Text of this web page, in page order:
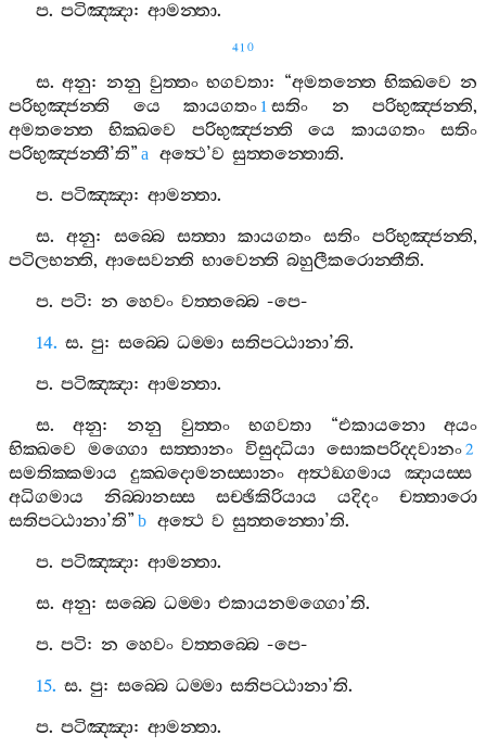
ප. පටිඤ‍්ඤා: ආමන‍්තා.
410
ස.අනු: නනු වුත‍්තං භගවතා: “අමතන‍්තෙ භික‍්ඛවෙ න
පරිභුඤ‍්ජන‍්ති
යෙ කායගතං 1 සතිං න පරිභුඤ‍්ජන‍්ති,
අමතන‍්තෙ
භික‍්ඛවෙ පරිභුඤ‍්ජන‍්ති යෙ කායගතං
සතිං
පරිභුඤ‍්ජන‍්තී’ති” a අත්‍ථෙ’ව සුත‍්තන‍්තොති.
ප. පටිඤ‍්ඤා: ආමන‍්තා.
ස. අනු: සබ‍්බෙ සත‍්තා කායගතං සතිං පරිභුඤ‍්ජන‍්ති,
පටිලභන‍්ති, ආසෙවන‍්ති භාවෙන‍්ති බහුලීකරොන‍්තීති.
ප. පටි: න හෙවං වත‍්තබ‍්බෙ-පෙ-
14. ස. පු: සබ‍්බෙ ධම‍්මා සතිපට‍්ඨානා’ති.
ප. පටිඤ‍්ඤා: ආමන‍්තා.
ස.අනු:නනු වුත‍්තං භගවතා “එකායනො
අයං
භික‍්ඛවෙ
මග‍්ගො සත‍්තානං විසුද‍්ධියා සොකපරිද‍්දවානං2
සමතික‍්කමාය දුක‍්ඛදොමනස‍්සානං අත්‍ථඞ‍්ගමාය
ඤායස‍්ස
අධිගමාය
නිබ‍්බානස‍්ස සච‍්ඡිකිරියාය යදිදං
චත‍්තාරො
සතිපට‍්ඨානා’ති” b අත්‍ථෙ ව සුත‍්තන‍්තො’ති.
ප. පටිඤ‍්ඤා: ආමන‍්තා.
ස. අනු: සබ‍්බෙ ධම‍්මා එකායනමග‍්ගො’ති.
ප. පටි: න හෙවං වත‍්තබ‍්බෙ-පෙ-
15. ස. පු: සබ‍්බෙ ධම‍්මා සතිපට‍්ඨානා’ති.
ප. පටිඤ‍්ඤා: ආමන‍්තා.